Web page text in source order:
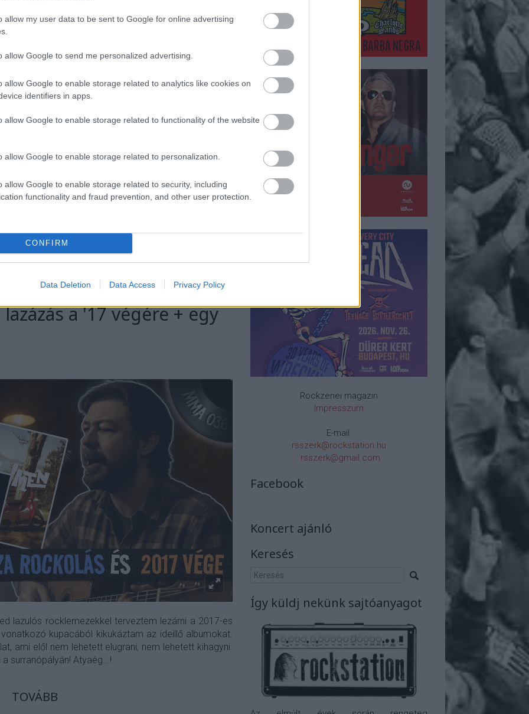
allow my user data to be sent to Google for online advertising
allow Google to send me personalized advertising.
allow Google to enable storage related to analytics like cookies on
identifiers in apps.
allow Google to enable storage related to functionality of the website
allow Google to enable storage related to personalization.
allow Google to enable storage related to security, including
functionality and fraud prevention, and other user protection.
CONFIRM
Data Deletion Data Access Privacy Policy
Langymeleg
lemezek adták fel a leckét az új évaddal. 2018-ból
szezonjában. Kell, hogy ennél feljebb menjen a
mma 2016 lemezvágó magyar metal antológia
a '17 végére + egy
lazulós rocklemezekkel terveztem lezárni a 2017-es
kupacából kikukáztam az ideillő albumokat.
ami elől nem lehetett elugrani, nem lehetett kihagyni.
surranópályán! Atyaég...!
TOVÁBB
Rockzenei magazin
Impresszum
E-mail:
rsszerk@rockstation.hu
rsszerk@gmail.com
Facebook
Koncert ajánló
Keresés
Így küldj nekünk sajtóanyagot